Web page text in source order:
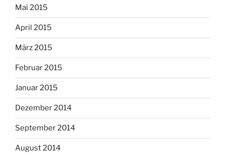
Mai 2015
April 2015
März 2015
Februar 2015
Januar 2015
Dezember 2014
September 2014
August 2014